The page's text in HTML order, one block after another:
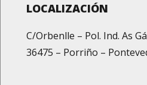
LOCALIZACIÓN
C/Orbenlle – Pol. Ind. As
36475 – Porriño –